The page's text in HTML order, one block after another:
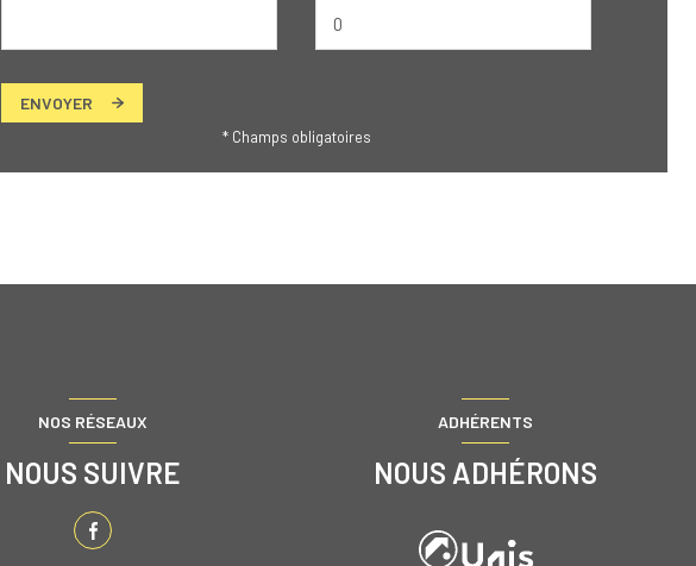
ENVOYER
* Champs obligatoires
NOS RÉSEAUX
NOUS SUIVRE
ADHÉRENTS
NOUS ADHÉRONS